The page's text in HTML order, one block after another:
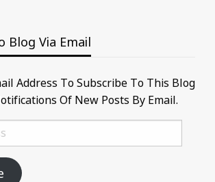
Blog Via Email
Address To Subscribe To This Blog
Of New Posts By Email.